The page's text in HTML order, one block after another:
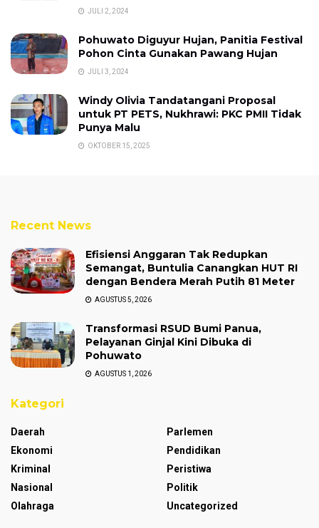
JULI 2, 2024
Pohuwato Diguyur Hujan, Panitia Festival
Pohon Cinta Gunakan Pawang Hujan
JULI 3, 2024
Windy Olivia Tandatangani Proposal
untuk PT PETS, Nukhrawi: PKC PMII Tidak
Punya Malu
OKTOBER 15, 2025
Recent News
Efisiensi Anggaran Tak Redupkan
Semangat, Buntulia Canangkan HUT RI
dengan Bendera Merah Putih 81 Meter
AGUSTUS 5, 2026
Transformasi RSUD Bumi Panua,
Pelayanan Ginjal Kini Dibuka di
Pohuwato
AGUSTUS 1, 2026
Kategori
Daerah
Ekonomi
Kriminal
Nasional
Olahraga
Parlemen
Pendidikan
Peristiwa
Politik
Uncategorized